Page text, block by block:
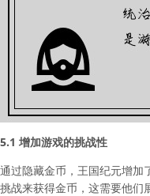
5.1 增加游戏的挑战性
通过隐藏金币，王国纪元增加
挑战来获得金币，这需要他们